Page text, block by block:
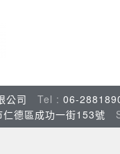
公司 Tel : 06-
德區成功一街153號